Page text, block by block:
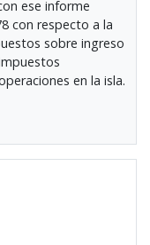
ese informe
con respecto a la
sobre ingreso
en la isla.